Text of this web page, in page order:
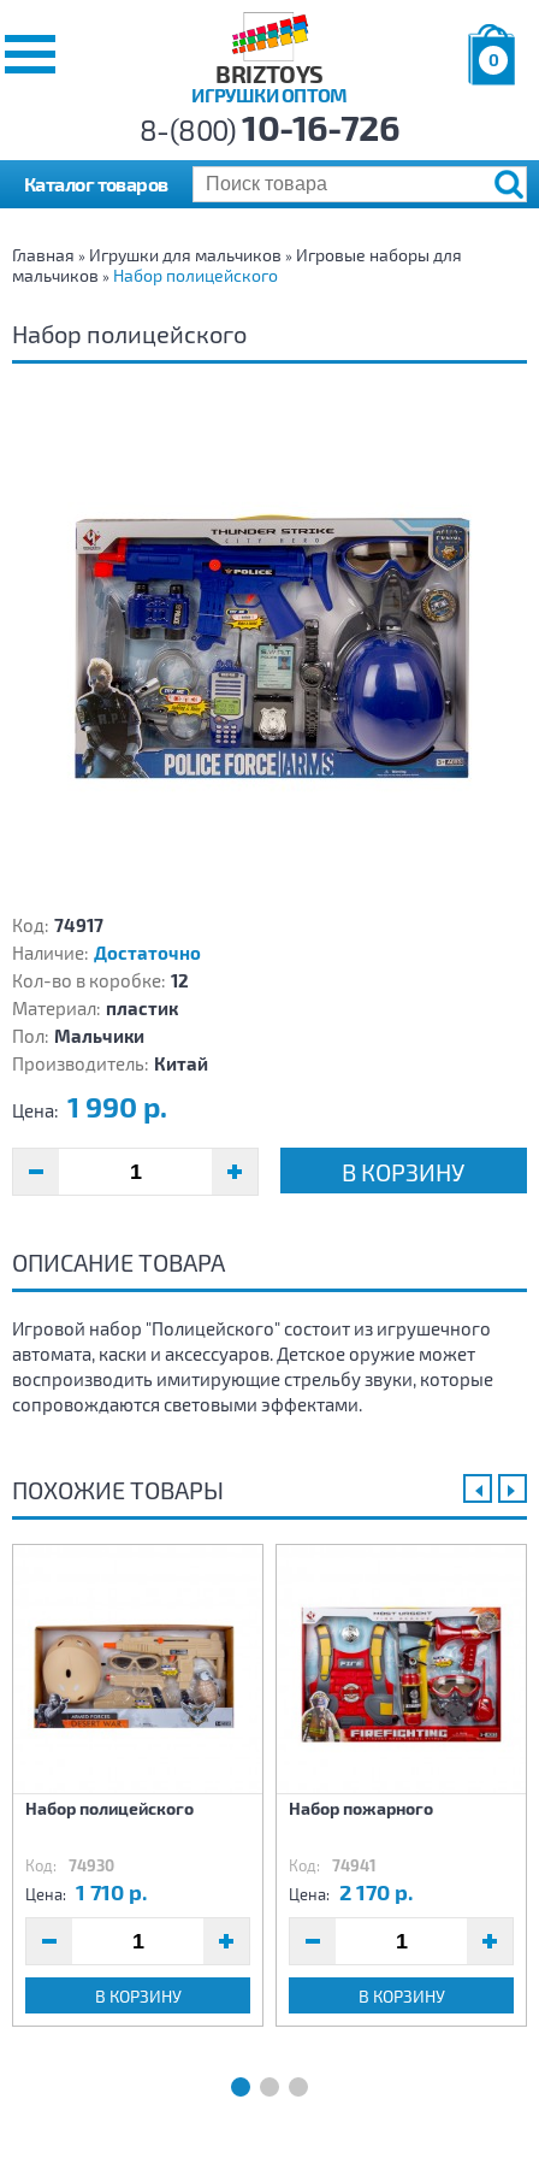
BRIZTOYS
ИГРУШКИ ОПТОМ
0
р.
8-(800)10-16-726
Каталог товаров
Главная » Игрушки для мальчиков » Игровые наборы для
мальчиков » Набор полицейского
Набор полицейского
Код: 74917
Наличие: Достаточно
Кол-во в коробке: 12
Материал: пластик
Пол: Мальчики
Производитель: Китай
Цена: 1 990 р.
В КОРЗИНУ
ОПИСАНИЕ ТОВАРА
Игровой набор "Полицейского" состоит из игрушечного
автомата, каски и аксессуаров. Детское оружие может
воспроизводить имитирующие стрельбу звуки, которые
сопровождаются световыми эффектами.
ПОХОЖИЕ ТОВАРЫ
Набор полицейского
Код: 74930
Цена: 1 710 р.
В КОРЗИНУ
Набор пожарного
Код: 74941
Цена: 2 170 р.
В КОРЗИНУ